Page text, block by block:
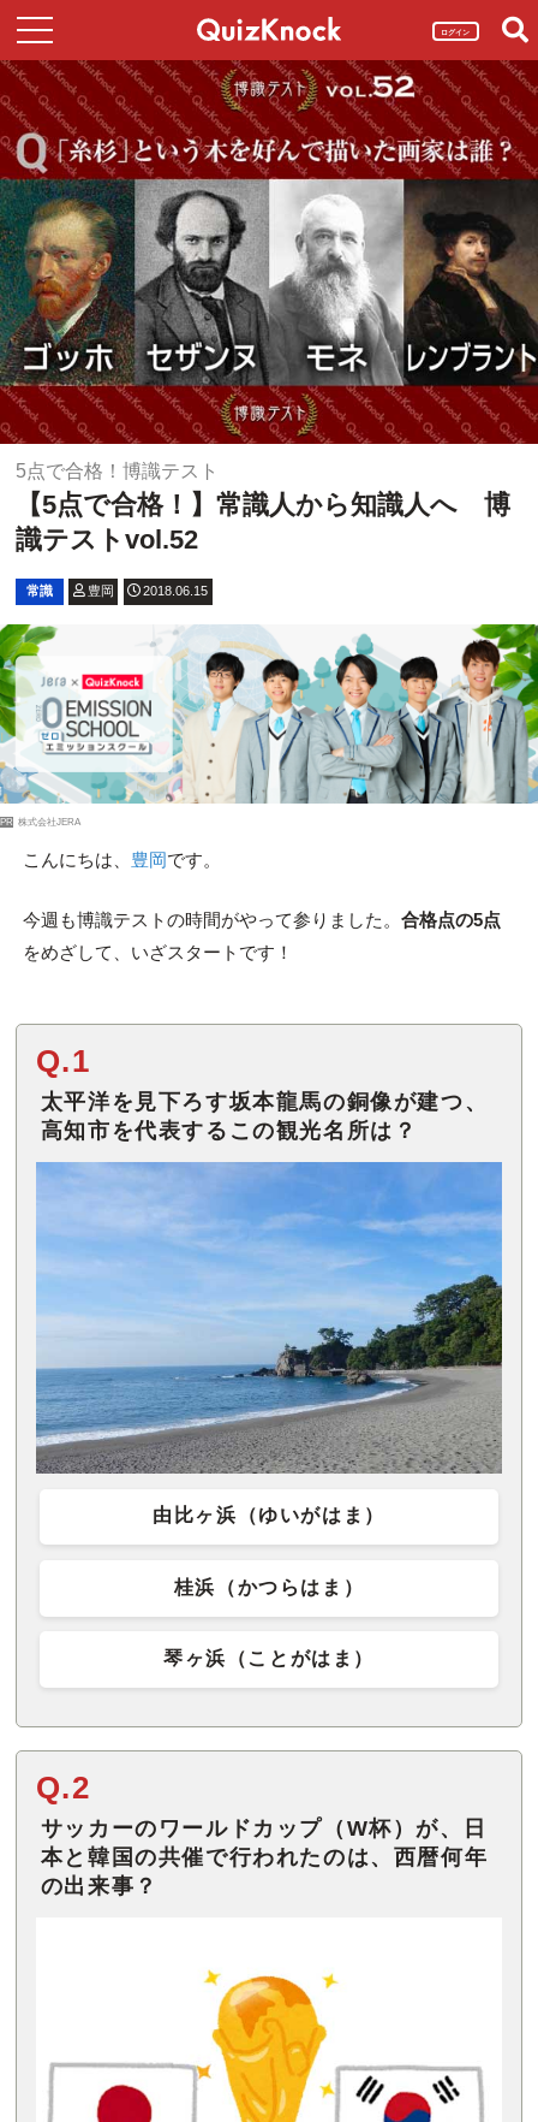
ログイン
5点で合格！博識テスト
【5点で合格！】常識人から知識人へ 博
識テストvol.52
常識 豊岡 2018.06.15
PR 株式会社JERA
こんにちは、 豊岡 です。
今週も博識テストの時間がやって参りました。 合格点の5点
をめざして、いざスタートです！
Q.1
太平洋を見下ろす坂本龍馬の銅像が建つ、
高知市を代表するこの観光名所は？
由比ヶ浜（ゆいがはま）
桂浜（かつらはま）
琴ヶ浜（ことがはま）
Q.2
サッカーのワールドカップ（W杯）が、日
本と韓国の共催で行われたのは、西暦何年
の出来事？